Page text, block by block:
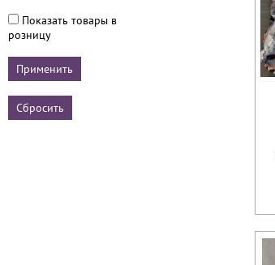
Показать товары в
розницу